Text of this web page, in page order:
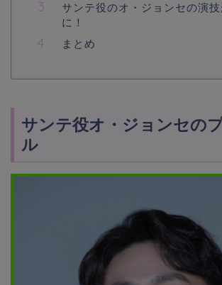
サンテ役のオ・ジョンセの演
に！
まとめ
サンテ役オ・ジョンセの
ル